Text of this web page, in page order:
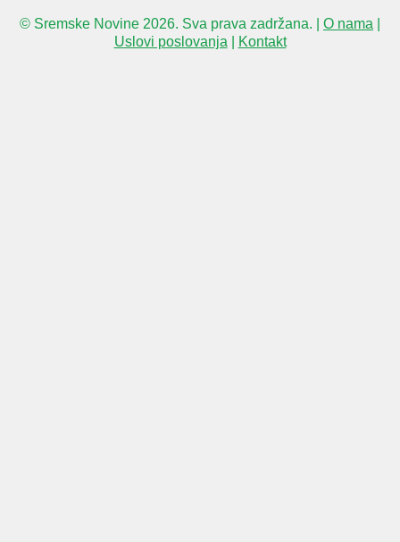
© Sremske Novine 2026. Sva prava zadržana. | O nama
Uslovi poslovanja| Kontakt